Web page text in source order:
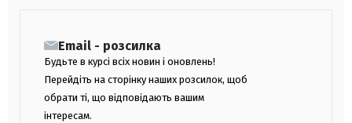
Email - розсилка
Будьте в курсі всіх новин і оновлень!
Перейдіть на сторінку наших розсилок, щоб
обрати ті, що відповідають вашим
інтересам.